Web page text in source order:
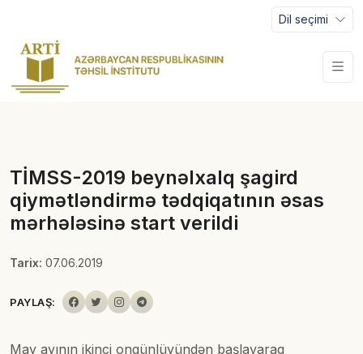
Dil seçimi
TİMSS-2019 beynəlxalq şagird
qiymətləndirmə tədqiqatının əsas
mərhələsinə start verildi
Tarix: 07.06.2019
PAYLAŞ:
May ayının ikinci ongünlüyündən başlayaraq